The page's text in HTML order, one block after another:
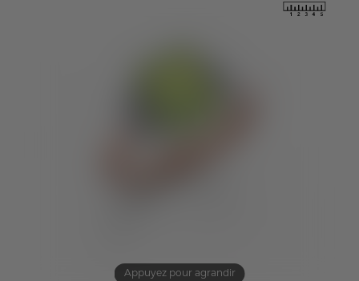
Appuyez pour agrandir